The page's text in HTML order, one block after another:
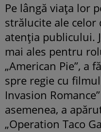
Pe lângă viața lor
strălucite ale
atenția publicului.
mai ales pentru
„American Pie”, a
spre regie cu
Invasion
asemenea, a
„Operation Taco